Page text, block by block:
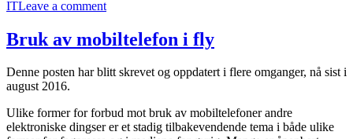
ITLeave a commenton
mot
sending
SMS-
surfing
fra
Bruk av mobiltelefon i fly
Denne posten har blitt skrevet og oppdatert i flere omganger, nå sist i
august 2016.
Ulike former for forbud mot bruk av mobiltelefoner andre
elektroniske dingser er et stadig tilbakevendende tema i både ulike